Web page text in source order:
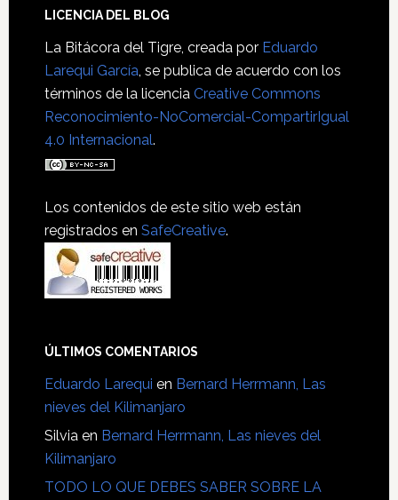
Footer
LICENCIA DEL BLOG
La Bitácora del Tigre, creada por Eduardo
Larequi García , se publica de acuerdo con los
términos de la licencia Creative Commons
Reconocimiento-NoComercial-CompartirIgual
4.0 Internacional.
Los contenidos de este sitio web están
registrados en SafeCreative.
ÚLTIMOS COMENTARIOS
Eduardo Larequi en Bernard Herrmann, Las
nieves del Kilimanjaro
Silvia en Bernard Herrmann, Las nieves del
Kilimanjaro
TODO LO QUE DEBES SABER SOBRE LA